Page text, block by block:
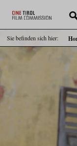
Sie befinden sich hier: